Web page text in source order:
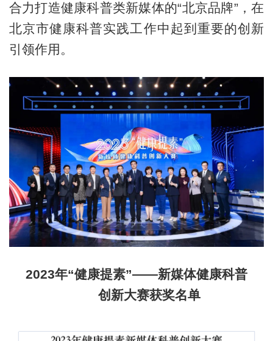
合力打造健康科普类新媒体的“北京品牌”，在
北京市健康科普实践工作中起到重要的创新
引领作用。
2023年“健康提素”——新媒体健康科普
创新大赛获奖名单